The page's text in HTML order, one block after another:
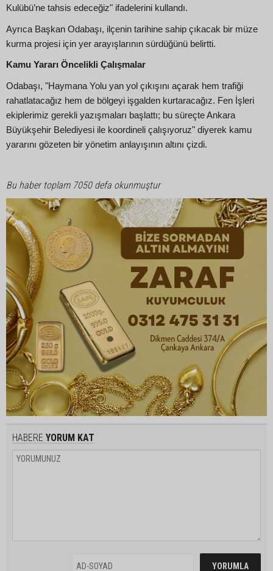
Kulübü’ne tahsis edeceğiz" ifadelerini kullandı.
Ayrıca Başkan Odabaşı, ilçenin tarihine sahip çıkacak bir müze
kurma projesi için yer arayışlarının sürdüğünü belirtti.
Kamu Yararı Öncelikli Çalışmalar
Odabaşı, "Haymana Yolu yan yol çıkışını açarak hem trafiği
rahatlatacağız hem de bölgeyi işgalden kurtaracağız. Fen İşleri
ekiplerimiz gerekli yazışmaları başlattı; bu süreçte Ankara
Büyükşehir Belediyesi ile koordineli çalışıyoruz" diyerek kamu
yararını gözeten bir yönetim anlayışının altını çizdi.
Bu haber toplam 7050 defa okunmuştur
HABERE YORUM KAT